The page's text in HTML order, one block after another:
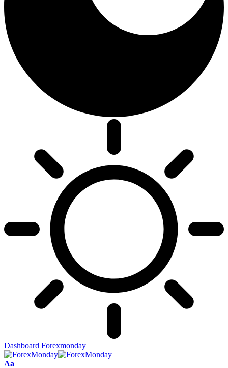
Dashboard Forexmonday
Aa